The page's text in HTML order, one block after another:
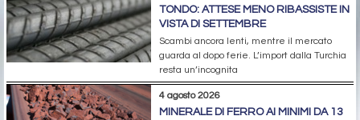
TONDO: ATTESE MENO RIBASSISTE IN
VISTA DI SETTEMBRE
Scambi ancora lenti, mentre il mercato
guarda al dopo ferie. L’import dalla Turchia
resta un’incognita
4 agosto 2026
MINERALE DI FERRO AI MINIMI DA 13